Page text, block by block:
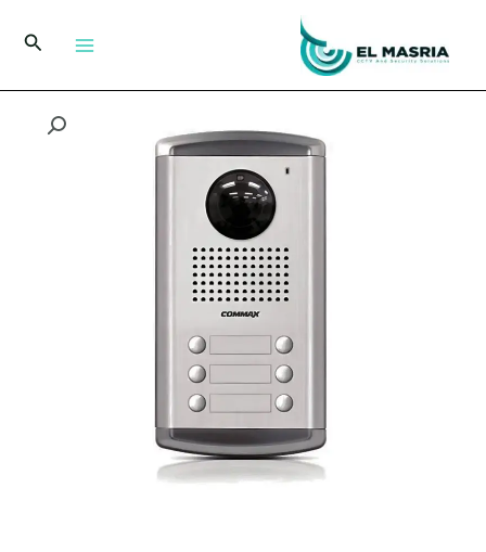
المحتوى
البحث